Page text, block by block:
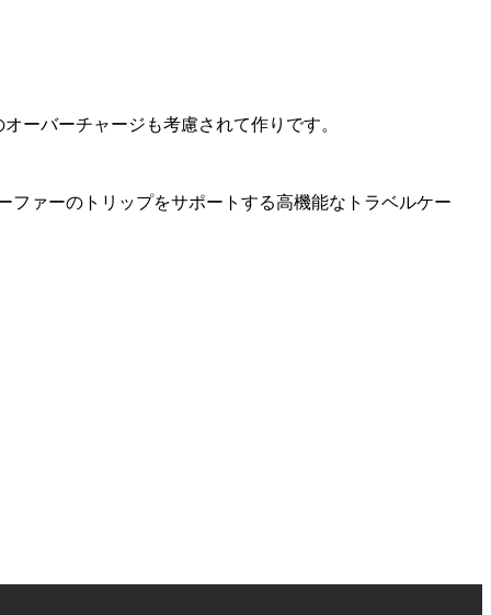
ーバーチャージも考慮されて作りです。
ファーのトリップをサポートする高機能なトラベルケー